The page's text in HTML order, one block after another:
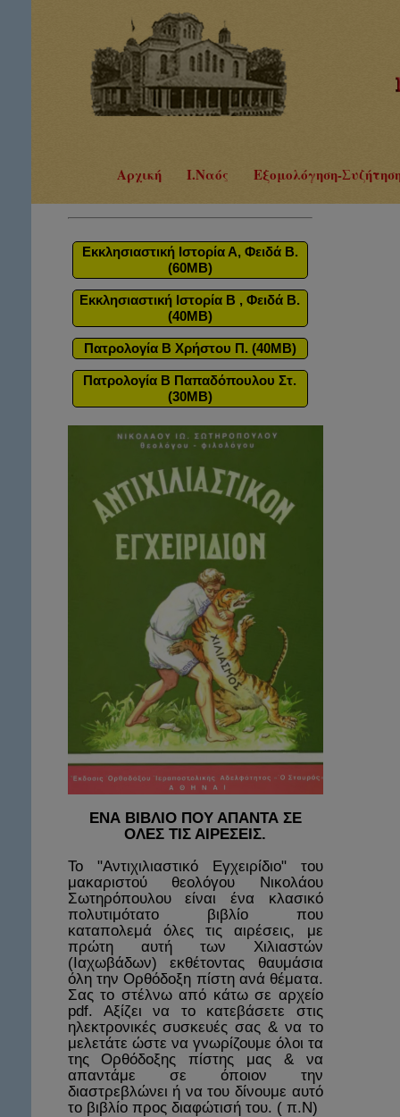
Αρχική Ι.Ναός Εξομολόγηση-
Εκκλησιαστική Ιστορία Α, Φειδά Β.
(60MB)
Εκκλησιαστική Ιστορία Β , Φειδά Β.
(40MB)
Πατρολογία Β Χρήστου Π. (40MB)
Πατρολογία Β Παπαδόπουλου Στ.
(30MB)
ΕΝΑ ΒΙΒΛΙΟ ΠΟΥ ΑΠΑΝΤΑ ΣΕ
ΟΛΕΣ ΤΙΣ ΑΙΡΕΣΕΙΣ.
Το "Αντιχιλιαστικό Εγχειρίδιο" του
μακαριστού θεολόγου Νικολάου
Σωτηρόπουλου είναι ένα κλασικό
πολυτιμότατο βιβλίο που
καταπολεμά όλες τις αιρέσεις, με
πρώτη αυτή των Χιλιαστών
(Ιαχωβάδων) εκθέτοντας θαυμάσια
όλη την Ορθόδοξη πίστη ανά θέματα.
Σας το στέλνω από κάτω σε αρχείο
pdf. Αξίζει να το κατεβάσετε στις
ηλεκτρονικές συσκευές σας & να το
μελετάτε ώστε να γνωρίζουμε όλοι τα
της Ορθόδοξης πίστης μας & να
απαντάμε σε όποιον την
διαστρεβλώνει ή να του δίνουμε αυτό
το βιβλίο προς διαφώτισή του. ( π.Ν)